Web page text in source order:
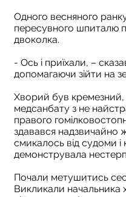
Одного весняного
пересувного шпиталю
двоколка.
- Ось і приїхали, –
допомагаючи зійти на
Хворий був кремезний,
медсанбату з не
правого
здавався надзвичайно
смикалось від судоми
демонструвала
Почали метушитись
Викликали начальника